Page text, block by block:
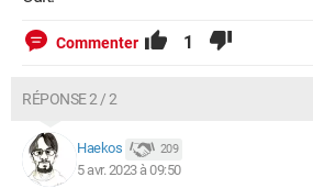
Commenter 1
RÉPONSE 2 / 2
Haekos 209
5 avr. 2023 à 09:50